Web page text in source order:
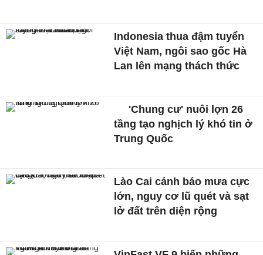
Indonesia thua đậm tuyển
Việt Nam, ngôi sao gốc Hà
Lan lên mạng thách thức
'Chung cư' nuôi lợn 26
tầng tạo nghịch lý khó tin ở
Trung Quốc
Lào Cai cảnh báo mưa cực
lớn, nguy cơ lũ quét và sạt
lở đất trên diện rộng